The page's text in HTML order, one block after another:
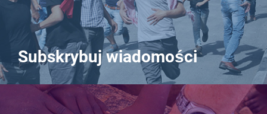
Subskrybuj wiadomości